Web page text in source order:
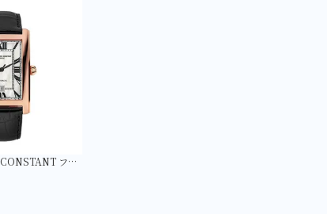
【FREDERIQUE CONSTANT フレデリック・コンスタント】FC-303MPW4C4 クラシック カレ オートマチック 日本限定